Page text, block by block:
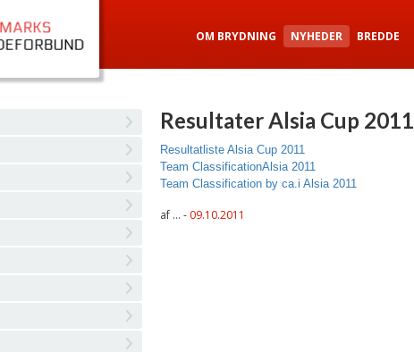
OM BRYDNING NYHEDER BREDDE
Resultater Alsia Cup 2011
Resultatliste Alsia Cup 2011
Team ClassificationAlsia 2011
Team Classification by ca.i Alsia 2011
af ... - 09.10.2011